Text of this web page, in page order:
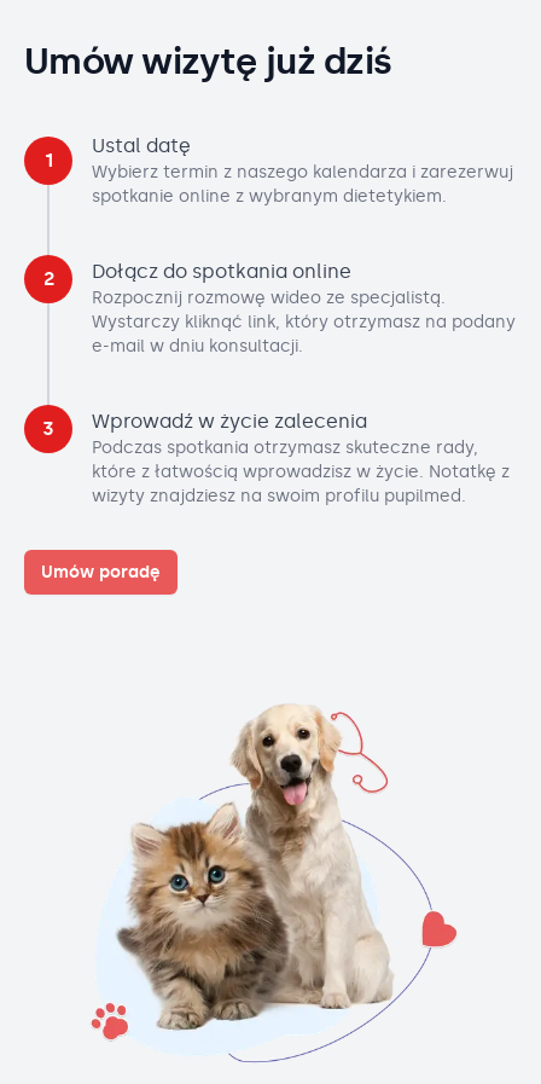
Umów wizytę już dziś
1
Ustal datę
Wybierz termin z naszego kalendarza i zarezerwuj
spotkanie online z wybranym dietetykiem.
2 Dołącz do spotkania online
Rozpocznij rozmowę wideo ze specjalistą.
Wystarczy kliknąć link, który otrzymasz na podany
e-mail w dniu konsultacji.
3 Wprowadź w życie zalecenia
Podczas spotkania otrzymasz skuteczne rady,
które z łatwością wprowadzisz w życie. Notatkę z
wizyty znajdziesz na swoim profilu pupilmed.
Umów poradę